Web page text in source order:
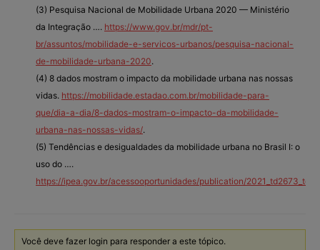
(3) Pesquisa Nacional de Mobilidade Urbana 2020 — Ministério
da Integração …. https://www.gov.br/mdr/pt-
br/assuntos/mobilidade-e-servicos-urbanos/pesquisa-nacional-
de-mobilidade-urbana-2020.
(4) 8 dados mostram o impacto da mobilidade urbana nas nossas
vidas. https://mobilidade.estadao.com.br/mobilidade-para-
que/dia-a-dia/8-dados-mostram-o-impacto-da-mobilidade-
urbana-nas-nossas-vidas/.
(5) Tendências e desigualdades da mobilidade urbana no Brasil I: o
uso do ….
https://ipea.gov.br/acessooportunidades/publication/
Você deve fazer login para responder a este tópico.